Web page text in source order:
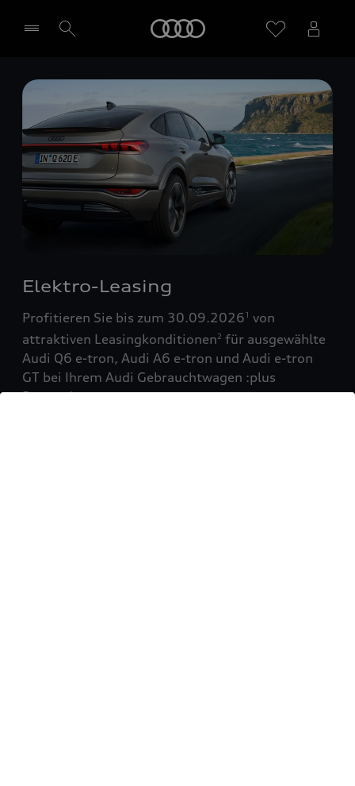
Händler wählen
Elektro-Leasing
Profitieren Sie bis zum 30.09.20261 von
attraktiven Leasingkonditionen2 für ausgewählte
Audi Q6 e-tron, Audi A6 e-tron und Audi e-tron
GT bei Ihrem Audi Gebrauchtwagen :plus
Partner!